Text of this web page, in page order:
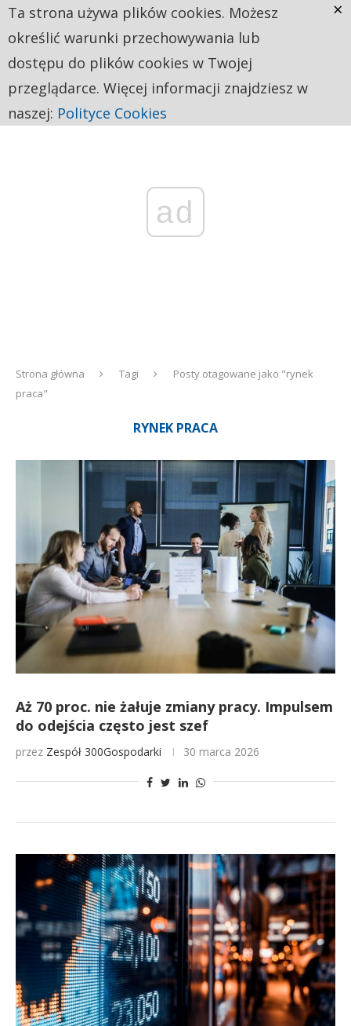
ad
Strona główna Tagi
Posty otagowane jako "rynek
praca"
RYNEK PRACA
Aż 70 proc. nie żałuje zmiany pracy. Impulsem
do odejścia często jest szef
przez Zespół 300Gospodarki 30 marca 2026
Ta strona używa plików cookies. Możesz
określić warunki przechowywania lub
dostępu do plików cookies w Twojej
przeglądarce. Więcej informacji znajdziesz w
naszej: Polityce Cookies
×